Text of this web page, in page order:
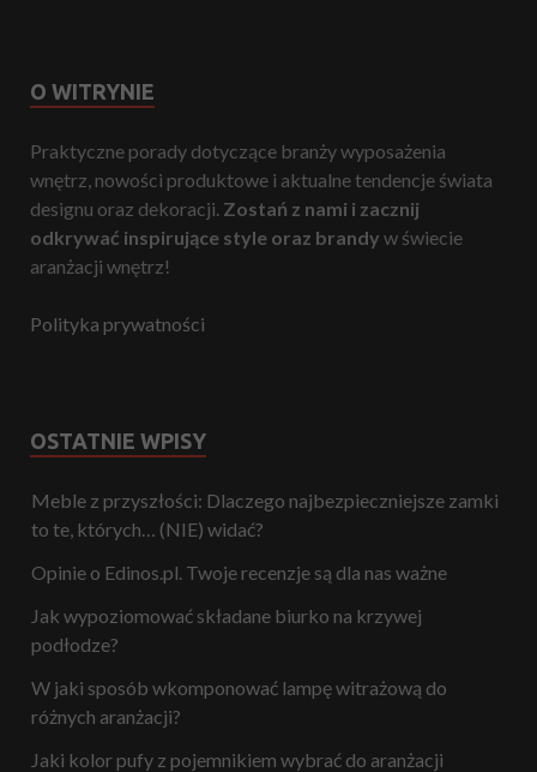
O WITRYNIE
Praktyczne porady dotyczące branży wyposażenia
wnętrz, nowości produktowe i aktualne tendencje świata
designu oraz dekoracji. Zostań z nami i zacznij
odkrywać inspirujące style oraz brandy w świecie
aranżacji wnętrz!
Polityka prywatności
OSTATNIE WPISY
Meble z przyszłości: Dlaczego najbezpieczniejsze zamki
to te, których… (NIE) widać?
Opinie o Edinos.pl. Twoje recenzje są dla nas ważne
Jak wypoziomować składane biurko na krzywej
podłodze?
W jaki sposób wkomponować lampę witrażową do
różnych aranżacji?
Jaki kolor pufy z pojemnikiem wybrać do aranżacji